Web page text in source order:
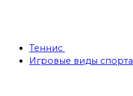
Теннис
Игровые виды спорта